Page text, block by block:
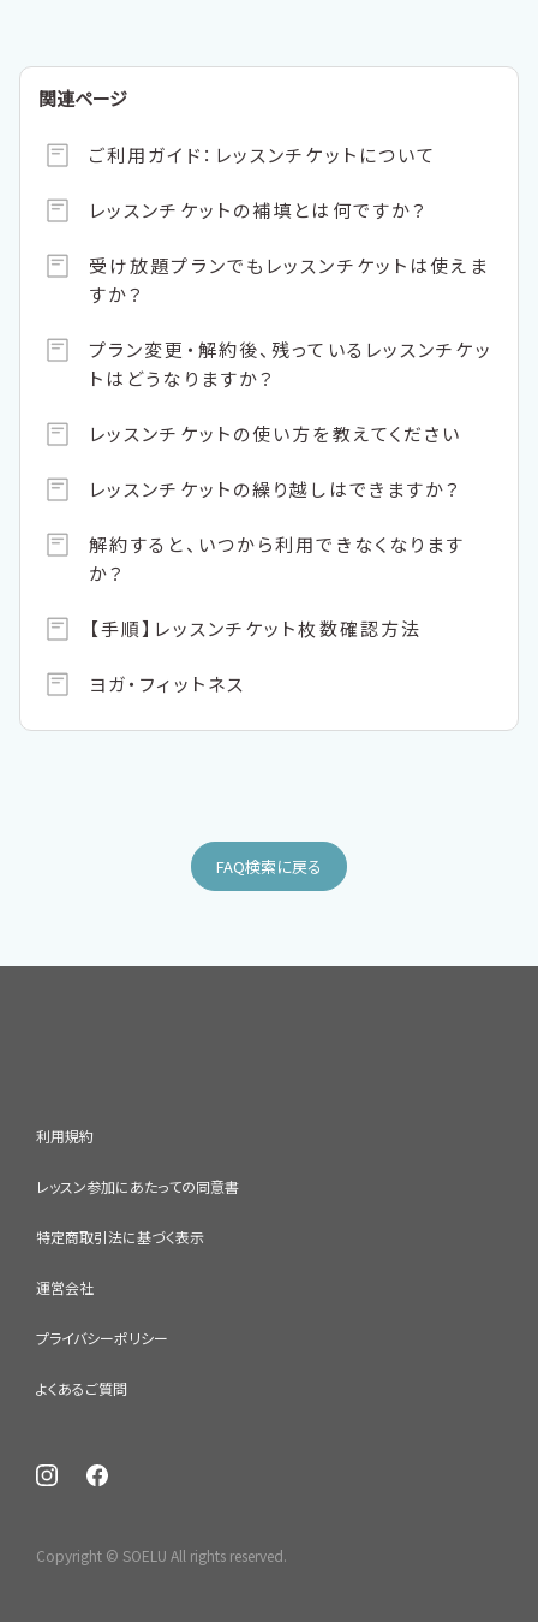
関連ページ
ご利用ガイド：レッスンチケットについて
レッスンチケットの補填とは何ですか？
受け放題プランでもレッスンチケットは使えま
すか？
プラン変更・解約後、残っているレッスンチケッ
トはどうなりますか？
レッスンチケットの使い方を教えてください
レッスンチケットの繰り越しはできますか？
解約すると、いつから利用できなくなります
か？
【手順】レッスンチケット枚数確認方法
ヨガ・フィットネス
FAQ検索に戻る
利用規約
レッスン参加にあたっての同意書
特定商取引法に基づく表示
運営会社
プライバシーポリシー
よくあるご質問
Copyright © SOELU All rights reserved.